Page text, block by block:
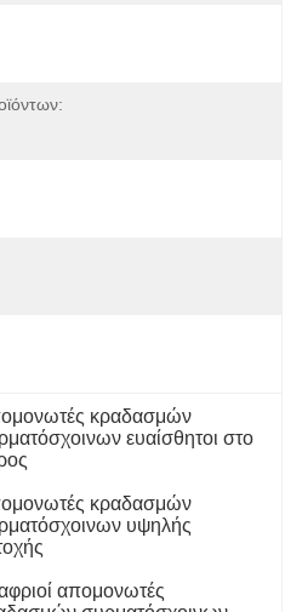
κραδασμών
ευαίσθητοι στο
κραδασμών
υψηλής
απομονωτές